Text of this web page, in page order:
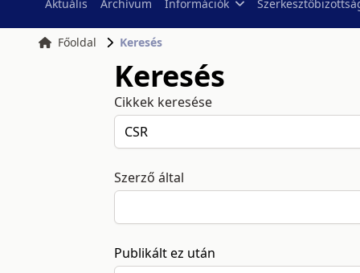
Aktuális Archívum Információk
Főoldal Keresés
Keresés
Cikkek keresése
Szerző által
Publikált ez után